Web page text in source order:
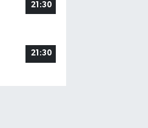
21:30
21:30